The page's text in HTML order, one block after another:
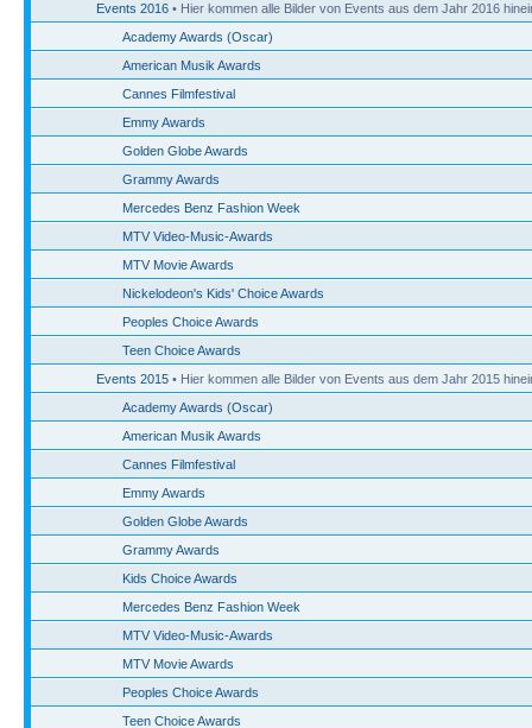
Events 2016 • Hier kommen alle Bilder von Events aus dem Jahr 2016
Academy Awards (Oscar)
American Musik Awards
Cannes Filmfestival
Emmy Awards
Golden Globe Awards
Grammy Awards
Mercedes Benz Fashion Week
MTV Video-Music-Awards
MTV Movie Awards
Nickelodeon's Kids' Choice Awards
Peoples Choice Awards
Teen Choice Awards
Events 2015 • Hier kommen alle Bilder von Events aus dem Jahr 2015
Academy Awards (Oscar)
American Musik Awards
Cannes Filmfestival
Emmy Awards
Golden Globe Awards
Grammy Awards
Kids Choice Awards
Mercedes Benz Fashion Week
MTV Video-Music-Awards
MTV Movie Awards
Peoples Choice Awards
Teen Choice Awards